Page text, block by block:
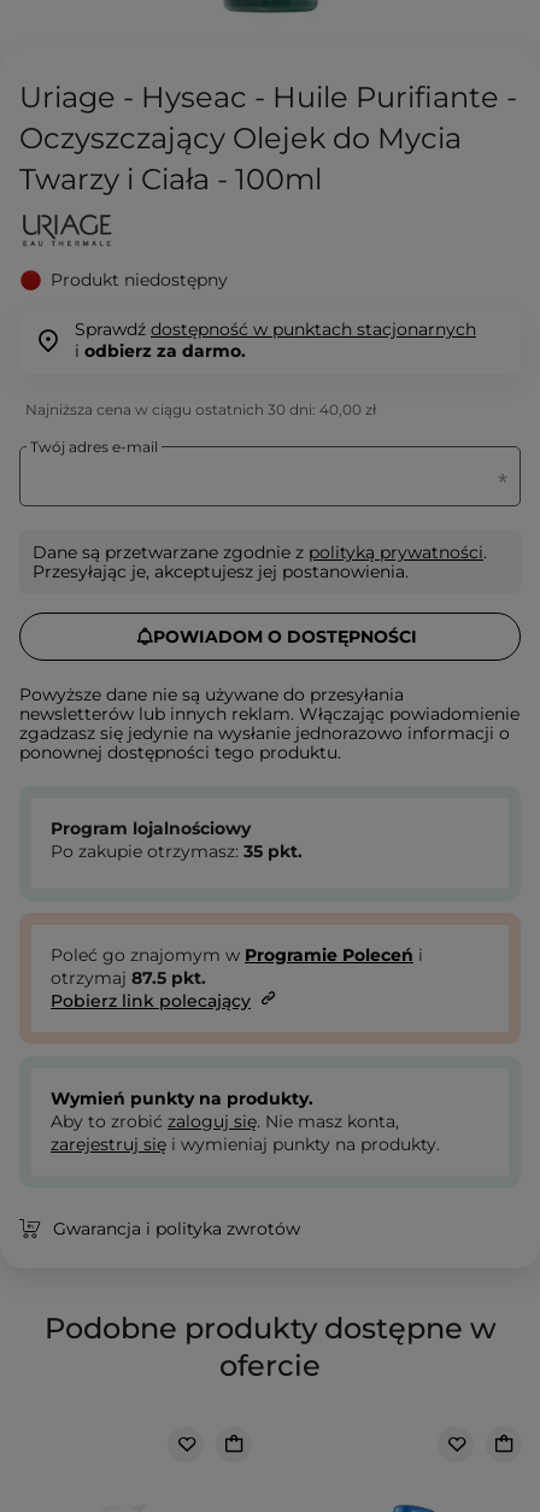
Uriage - Hyseac - Huile Purifiante -
Oczyszczający Olejek do Mycia
Twarzy i Ciała - 100ml
Produkt niedostępny
Sprawdź dostępność w punktach stacjonarnych
i odbierz za darmo.
Najniższa cena w ciągu ostatnich 30 dni: 40,00 zł
Twój adres e-mail
Dane są przetwarzane zgodnie z polityką prywatności.
Przesyłając je, akceptujesz jej postanowienia.
POWIADOM O DOSTĘPNOŚCI
Powyższe dane nie są używane do przesyłania
newsletterów lub innych reklam. Włączając powiadomienie
zgadzasz się jedynie na wysłanie jednorazowo informacji o
ponownej dostępności tego produktu.
Program lojalnościowy
Po zakupie otrzymasz: 35 pkt.
Poleć go znajomym w Programie Poleceń i
otrzymaj 87.5 pkt.
Pobierz link polecający
Wymień punkty na produkty.
Aby to zrobić zaloguj się. Nie masz konta,
zarejestruj się i wymieniaj punkty na produkty.
Gwarancja i polityka zwrotów
Podobne produkty dostępne w
ofercie